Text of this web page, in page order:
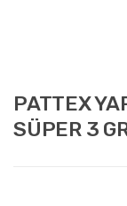
PATTEX
SÜPER 3